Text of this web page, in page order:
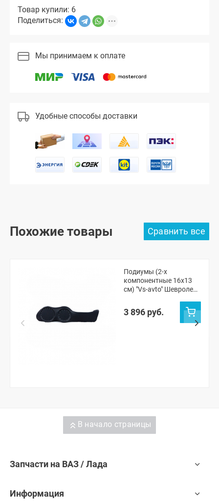
Товар купили: 6
Поделиться:
Мы принимаем к оплате
Удобные способы доставки
Похожие товары
Подиумы (2-х
компонентные 16x13
см) "Vs-avto" Шевроле
3 896 руб.
В начало страницы
Запчасти на ВАЗ / Лада
Информация